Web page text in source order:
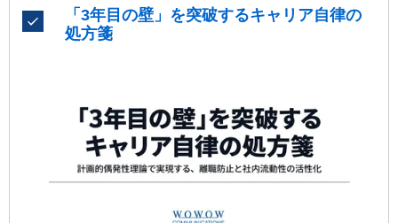
「3年目の壁」を突破するキャリア自律の
処方箋